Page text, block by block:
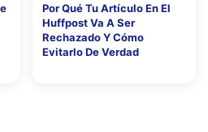
Por Qué Tu Artículo En El
Huffpost Va A Ser
Rechazado Y Cómo
Evitarlo De Verdad